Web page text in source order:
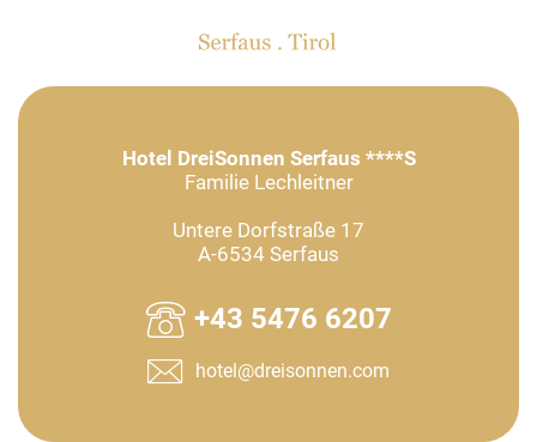
Hotel DreiSonnen Serfaus ****S
Familie Lechleitner
Untere Dorfstraße 17
A-6534 Serfaus
+43 5476 6207
hotel@dreisonnen.com